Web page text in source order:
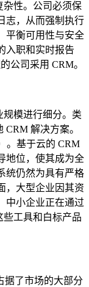
杂性。公司必须保
志，从而强制执行
平衡可用性与安全
入职和实时报告
公司采用 CRM。
规模进行细分。类
解决方案。
。基于云的 CRM
地位，使其成为全
统仍然为具有严格
，大型企业因其资
中小企业正在通过
些工具和白标产品
据了市场的大部分